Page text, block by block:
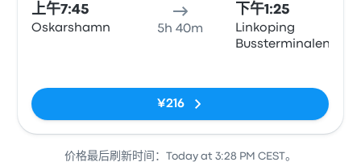
上午7:45
Oskarshamn 5h 40m
下午1:25
Linkoping
Bussterminalen
¥216
价格最后刷新时间：Today at 3:28 PM CEST。